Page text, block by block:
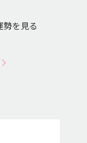
を見る